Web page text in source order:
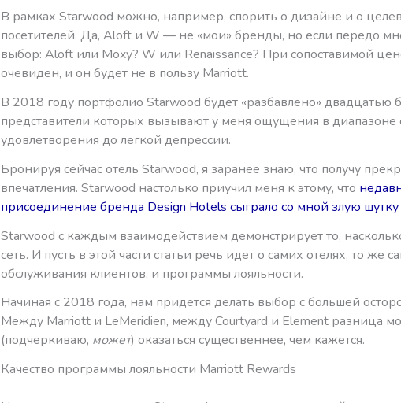
В рамках Starwood можно, например, спорить о дизайне и о
посетителей. Да, Aloft и W — не «мои» бренды, но если передо
выбор: Aloft или Moxy? W или Renaissance? При сопоставимой
очевиден, и он будет не в пользу Marriott.
В 2018 году портфолио Starwood будет «разбавлено» двадцатью
представители которых вызывают у меня ощущения в диапазоне
удовлетворения до легкой депрессии.
Бронируя сейчас отель Starwood, я заранее знаю, что получу
впечатления. Starwood настолько приучил меня к этому, что
присоединение бренда Design Hotels сыграло со мной злую шутку
Starwood с каждым взаимодействием демонстрирует то,
сеть. И пусть в этой части статьи речь идет о самих отелях, то же
обслуживания клиентов, и программы лояльности.
Начиная с 2018 года, нам придется делать выбор с большей
Между Marriott и LeMeridien, между Courtyard и Element разница
(подчеркиваю, может) оказаться существеннее, чем кажется.
Качество программы лояльности Marriott Rewards